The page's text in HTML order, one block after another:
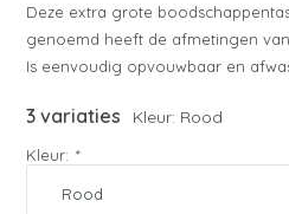
Deze extra grote
genoemd heeft de afmetingen van
Is eenvoudig opvouwbaar en
3 variaties Kleur: Rood
Kleur: *